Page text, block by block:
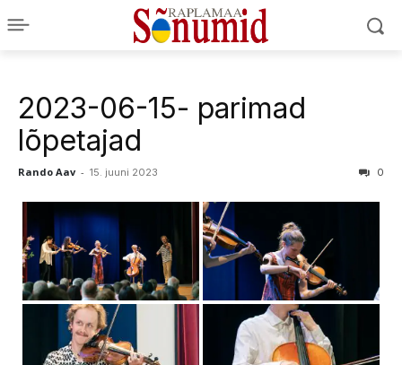
2023-06-15- parimad
lõpetajad
Rando Aav - 15. juuni 2023 0